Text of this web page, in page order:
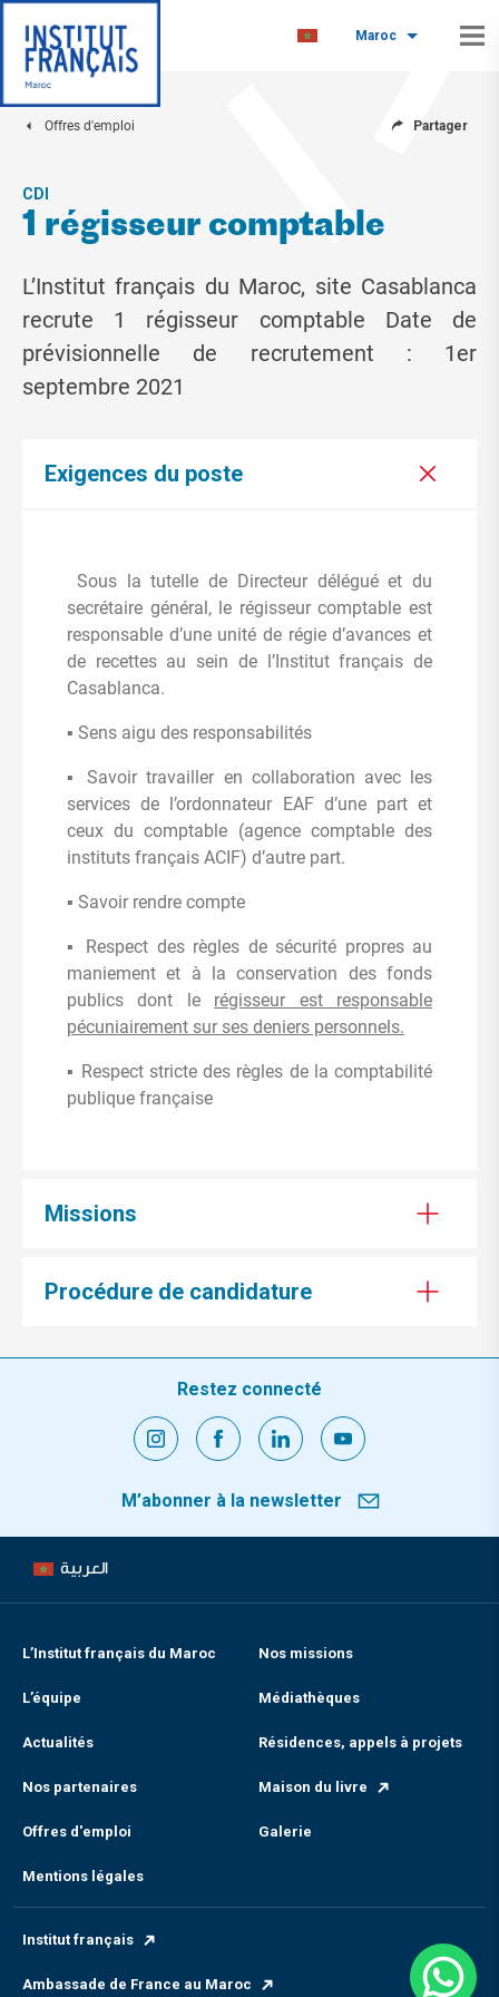
Maroc
Offres d'emploi Partager
CDI
1 régisseur comptable
L’Institut français du Maroc, site Casablanca
recrute 1 régisseur comptable Date de
prévisionnelle de recrutement : 1er
septembre 2021
Exigences du poste
Sous la tutelle de Directeur délégué et du
secrétaire général, le régisseur comptable est
responsable d’une unité de régie d’avances et
de recettes au sein de l’Institut français de
Casablanca.
▪ Sens aigu des responsabilités
▪ Savoir travailler en collaboration avec les
services de l’ordonnateur EAF d’une part et
ceux du comptable (agence comptable des
instituts français ACIF) d’autre part.
▪ Savoir rendre compte
▪ Respect des règles de sécurité propres au
maniement et à la conservation des fonds
publics dont le régisseur est responsable
pécuniairement sur ses deniers personnels.
▪ Respect stricte des règles de la comptabilité
publique française
Missions
Procédure de candidature
Restez connecté
M’abonner à la newsletter
العربية
L’Institut français du Maroc Nos missions
L’équipe Médiathèques
Actualités Résidences, appels à projets
Nos partenaires Maison du livre
Offres d'emploi Galerie
Mentions légales
Institut français
Ambassade de France au Maroc